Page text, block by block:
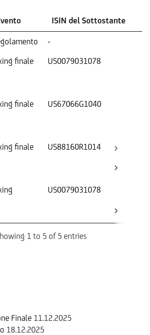
ISIN del Sottostante
-
finale US0079031078
finale US67066G1040
finale US88160R1014
US0079031078
1 to 5 of 5 entries
Finale 11.12.2025
18.12.2025